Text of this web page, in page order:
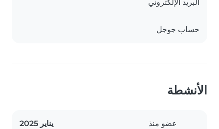
البريد الإلكتروني
حساب جوجل
الأنشطة
عضو منذ يناير 2025